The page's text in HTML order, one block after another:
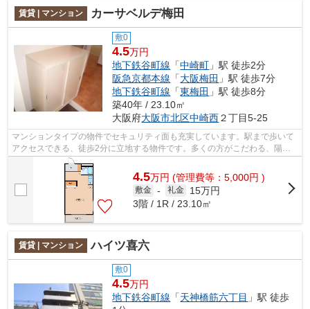
賃貸 | マンション カーサベルデ梅田
敷0
4.5万円
地下鉄谷町線 「中崎町 」駅 徒歩2分
阪急京都本線 「大阪梅田 」駅 徒歩7分
地下鉄谷町線 「東梅田 」駅 徒歩8分
築40年 / 23.10㎡
大阪府大阪市北区中崎西２丁目5-25
マンションタイプの物件でセキュリティ面も充実しています。駅まで歩いて
アクセスできる、徒歩2分に立地する物件です。多くの方がこだわる、陽の
当りが良好で快適な物件です。お客様の...
4.5万円 (管理費等：5,000円 )
敷金 - 礼金
15万円
3階 / 1R / 23.10㎡
賃貸 | マンション ハイツ喜六
敷0
4.5万円
地下鉄谷町線 「天神橋筋六丁目 」駅 徒歩